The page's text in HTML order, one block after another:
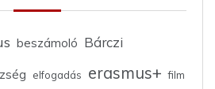
beszámoló Bárczi
elfogadás erasmus+ film